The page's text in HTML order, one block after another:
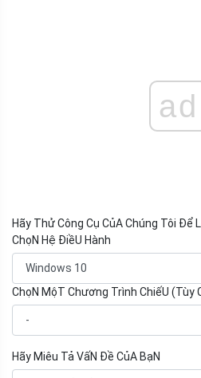
ad
Hãy Thử Công Cụ CủA Chúng Tôi Để
ChọN Hệ ĐiềU Hành
ChọN MộT Chương Trình ChiếU (Tùy
Hãy Miêu Tả VấN Đề CủA BạN